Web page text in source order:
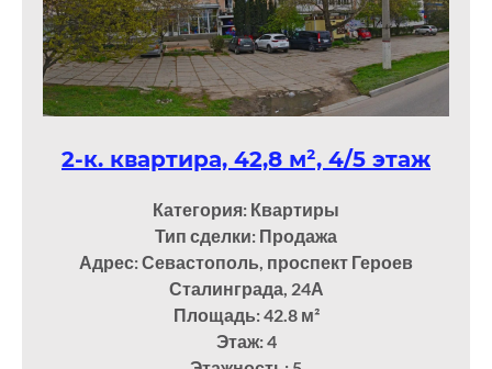
2-к. квартира, 42,8 м², 4/5 этаж
Категория: Квартиры
Тип сделки: Продажа
Адрес: Севастополь, проспект Героев
Сталинграда, 24А
Площадь: 42.8м²
Этаж: 4